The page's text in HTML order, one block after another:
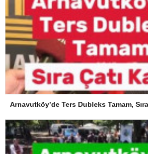
Arnavutköy’de Ters Dubleks Tamam,